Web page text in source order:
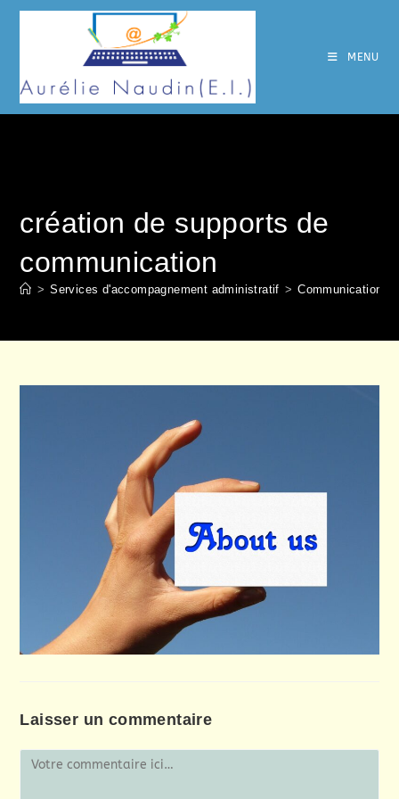
Skip
MENU
création de supports de
communication
> Services d'accompagnement administratif > Communication
Laisser un commentaire
Comment